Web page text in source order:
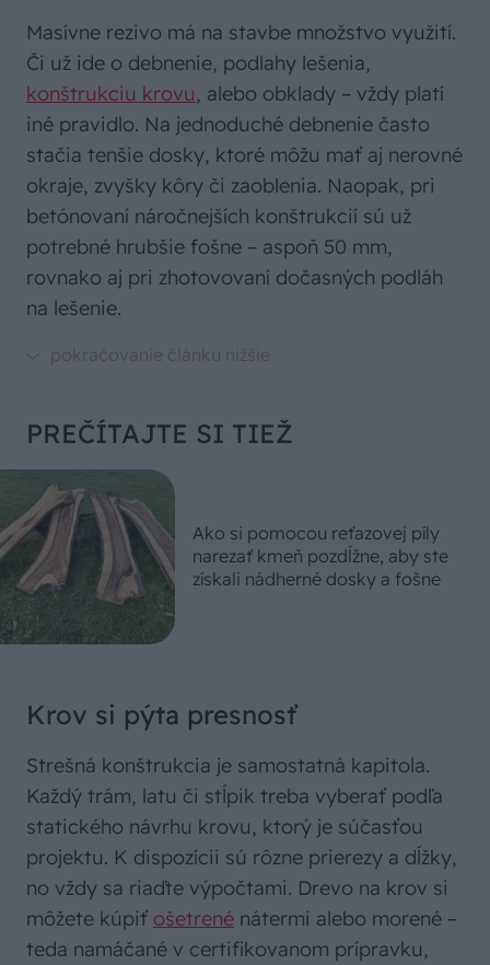
Masívne rezivo má na stavbe množstvo využití.
Či už ide o debnenie, podlahy lešenia,
konštrukciu krovu, alebo obklady – vždy platí
iné pravidlo. Na jednoduché debnenie často
stačia tenšie dosky, ktoré môžu mať aj nerovné
okraje, zvyšky kôry či zaoblenia. Naopak, pri
betónovaní náročnejších konštrukcií sú už
potrebné hrubšie fošne – aspoň 50 mm,
rovnako aj pri zhotovovaní dočasných podláh
na lešenie.
PREČÍTAJTE SI TIEŽ
Ako si pomocou reťazovej píly
narezať kmeň pozdĺžne, aby ste
získali nádherné dosky a fošne
Krov si pýta presnosť
Strešná konštrukcia je samostatná kapitola.
Každý trám, latu či stĺpik treba vyberať podľa
statického návrhu krovu, ktorý je súčasťou
projektu. K dispozícii sú rôzne prierezy a dĺžky,
no vždy sa riaďte výpočtami. Drevo na krov si
môžete kúpiť ošetrené nátermi alebo morené –
teda namáčané v certifikovanom prípravku,